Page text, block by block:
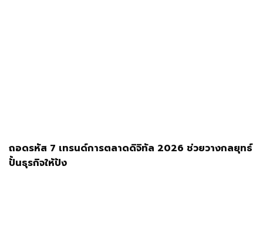
ถอดรหัส 7 เทรนด์การตลาดดิจิทัล 2026 ช่วยวางกลยุทธ์
ปั้นธุรกิจให้ปัง